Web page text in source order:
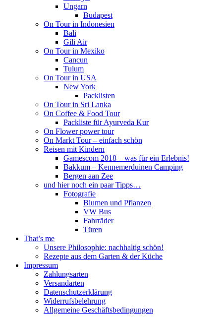
Ungarn
Budapest
On Tour in Indonesien
Bali
Gili Air
On Tour in Mexiko
Cancun
Tulum
On Tour in USA
New York
Packlisten
On Tour in Sri Lanka
On Coffee & Food Tour
Packliste für Ayurveda Kur
On Flower power tour
On Markt Tour – einfach schön
Reisen mit Kindern
Gamescom 2018 – was für ein Erlebnis!
Bakkum – Kennemerduinen Camping
Bergen aan Zee
und hier noch ein paar Tipps…
Fotografie
Blumen und Pflanzen
VW Bus
Fahrräder
Türen
That’s me
Unsere Philosophie: nachhaltig schön!
Rezepte aus dem Garten & der Küche
Impressum
Zahlungsarten
Versandarten
Datenschutzerklärung
Widerrufsbelehrung
Allgemeine Geschäftsbedingungen